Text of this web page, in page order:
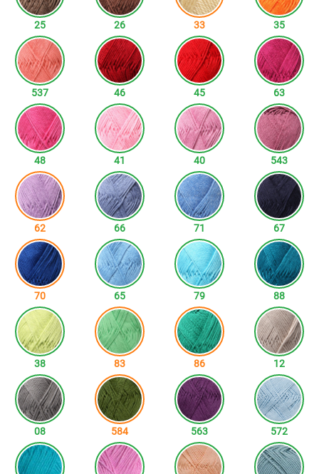
25 26 33 35
537 46 45 63
48 41 40 543
62 66 71 67
70 65 79 88
38 83 86 12
08 584 563 572